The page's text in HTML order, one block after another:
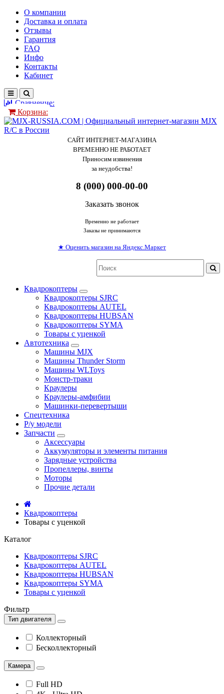
О компании
Доставка и оплата
Отзывы
Гарантия
FAQ
Инфо
Контакты
Кабинет
Сравнение:
Корзина:
САЙТ ИНТЕРНЕТ-МАГАЗИНА
ВРЕМЕННО НЕ РАБОТАЕТ
Приносим извинения
за неудобства!
8 (000) 000-00-00
Заказать звонок
Временно не работает
Заказы не принимаются
★ Оценить магазин на Яндекс.Маркет
Квадрокоптеры
Квадрокоптеры SJRC
Квадрокоптеры AUTEL
Квадрокоптеры HUBSAN
Квадрокоптеры SYMA
Товары с уценкой
Автотехника
Машины MJX
Машины Thunder Storm
Машины WLToys
Монстр-траки
Краулеры
Краулеры-амфибии
Машинки-перевертыши
Спецтехника
Р/у модели
Запчасти
Аксессуары
Аккумуляторы и элементы питания
Зарядные устройства
Пропеллеры, винты
Моторы
Прочие детали
Квадрокоптеры
Товары с уценкой
Каталог
Квадрокоптеры SJRC
Квадрокоптеры AUTEL
Квадрокоптеры HUBSAN
Квадрокоптеры SYMA
Товары с уценкой
Фильтр
Тип двигателя
Коллекторный
Бесколлекторный
Камера
Full HD